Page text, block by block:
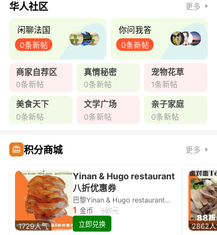
华人社区 更多
闲聊法国
0条新帖
你问我答
0条新帖
商家自荐区
0条新帖
真情秘密
0条新帖
宠物花草
1条新帖
美食天下
0条新帖
文学广场
0条新帖
亲子家庭
0条新帖
积分商城 更多
1729人气
Yinan & Hugo restaurant
八折优惠券
巴黎Yinan & Hugo restaurant除简餐类全场8折
1 金币
5欧元
立即兑换
2862